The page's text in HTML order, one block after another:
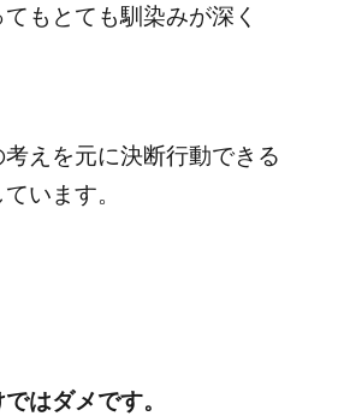
もとても馴染みが深く
えを元に決断行動できる
います。
はダメです。